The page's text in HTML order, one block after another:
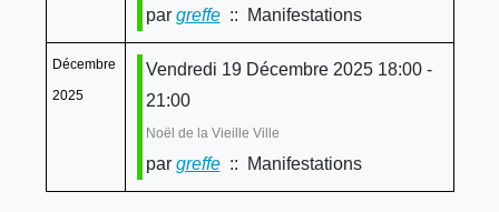
par greffe:: Manifestations
Décembre
2025
Vendredi 19 Décembre 2025 18:00 -
21:00
Noël de la Vieille Ville
par greffe:: Manifestations